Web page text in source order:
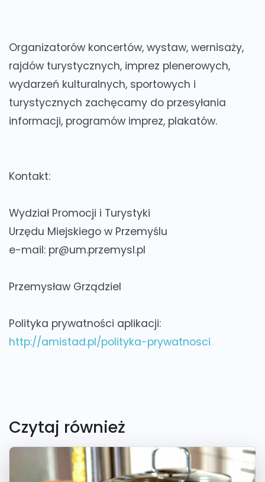
Organizatorów koncertów, wystaw, wernisaży,
rajdów turystycznych, imprez plenerowych,
wydarzeń kulturalnych, sportowych i
turystycznych zachęcamy do przesyłania
informacji, programów imprez, plakatów.
Kontakt:
Wydział Promocji i Turystyki
Urzędu Miejskiego w Przemyślu
e-mail: pr@um.przemysl.pl
Przemysław Grządziel
Polityka prywatności aplikacji:
http://amistad.pl/polityka-prywatnosci
Czytaj również